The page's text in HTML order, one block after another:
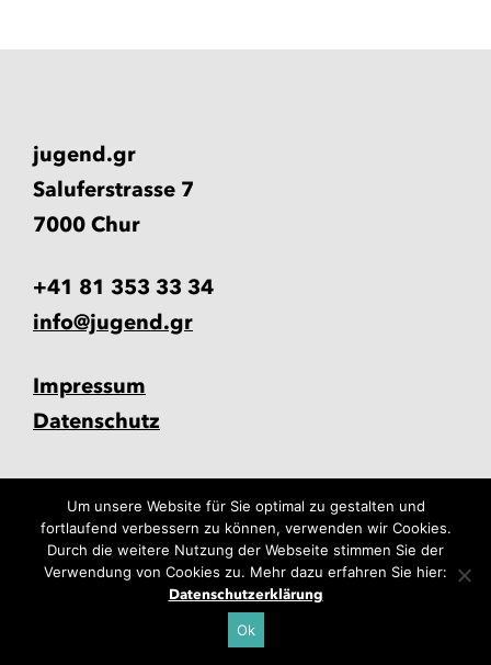
jugend.gr
Saluferstrasse 7
7000 Chur
+41 81 353 33 34
info@jugend.gr
Impressum
Datenschutz
Um unsere Website für Sie optimal zu gestalten und
fortlaufend verbessern zu können, verwenden wir Cookies.
Durch die weitere Nutzung der Webseite stimmen Sie der
Verwendung von Cookies zu. Mehr dazu erfahren Sie hier:
Datenschutzerklärung
Ok